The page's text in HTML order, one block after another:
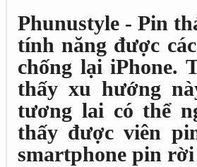
Phunustyle - Pin
tính năng được
chống lại iPhone.
thấy xu hướng
tương lai có thể
thấy được viên
smartphone pin rời